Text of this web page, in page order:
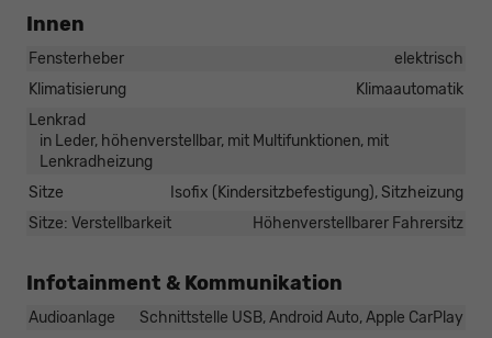
Innen
Fensterheber
elektrisch
Klimatisierung
Klimaautomatik
Lenkrad
in Leder, höhenverstellbar, mit Multifunktionen, mit
Lenkradheizung
Sitze
Isofix (Kindersitzbefestigung), Sitzheizung
Sitze: Verstellbarkeit
Höhenverstellbarer Fahrersitz
Infotainment & Kommunikation
Audioanlage Schnittstelle USB, Android Auto, Apple CarPlay